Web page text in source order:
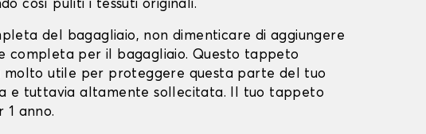
così puliti i tessuti originali.
del bagagliaio, non dimenticare di aggiungere
completa per il bagagliaio. Questo tappeto
molto utile per proteggere questa parte del tuo
e tuttavia altamente sollecitata. Il tuo tappeto
1 anno.